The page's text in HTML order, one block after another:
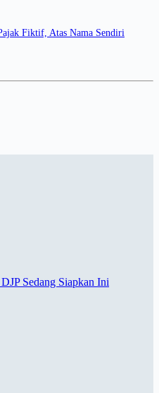
Fiktif, Atas Nama Sendiri
Sedang Siapkan Ini